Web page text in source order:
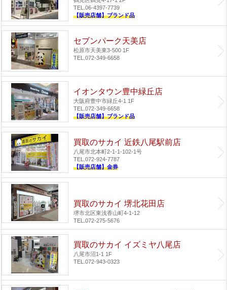
TEL.06-4397-7739
【販売店舗】ブランド品
セブンパーク天美店
松原市天美東3-500 1F
TEL.072-349-6658
イオンタウン豊中緑丘店
大阪府豊中市緑丘4-1 1F
TEL.072-349-6658
【販売店舗】ブランド品
買取のサカイ 近鉄八尾駅前店
八尾市北本町2-1-1-102-1号
TEL.072-924-7787
【販売店舗】金券
買取のサカイ 堺北花田店
堺市北区東浅香山町4-1-12
TEL.072-275-5676
買取のサカイ イズミヤ八尾店
八尾市沼1-1 1F
TEL.072-943-0323